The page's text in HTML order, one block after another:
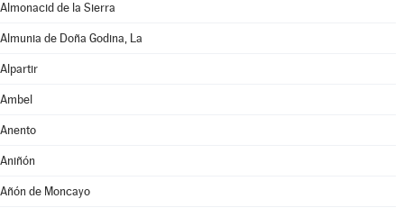
Almonacid de la Sierra
Almunia de Doña Godina, La
Alpartir
Ambel
Anento
Aniñón
Añón de Moncayo